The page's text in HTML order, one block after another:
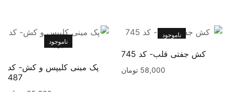
ناموجود
کش جفتی قلب- کد 745
58,000 تومان
ناموجود
پک مینی کلیپس و کش- کد
487